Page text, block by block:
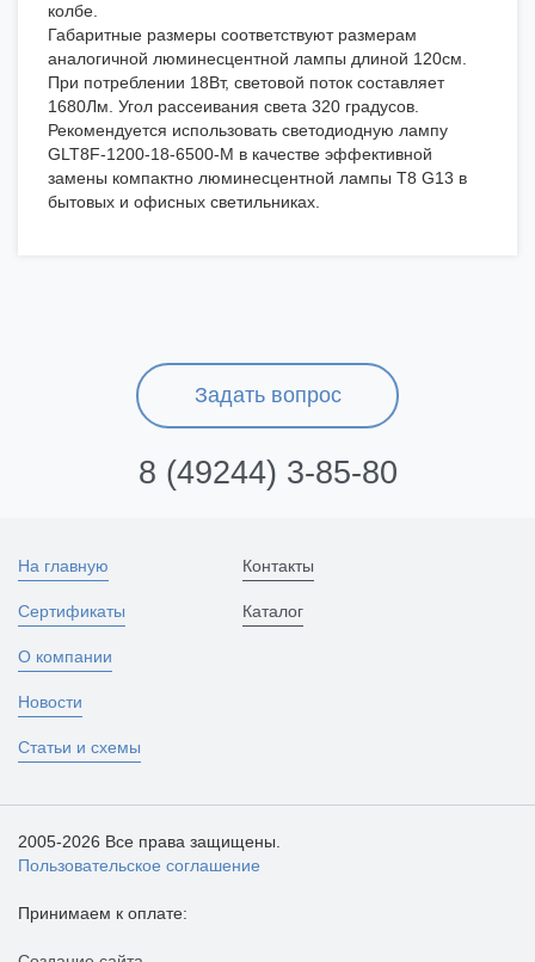
колбе.
Габаритные размеры соответствуют размерам
аналогичной люминесцентной лампы длиной 120см.
При потреблении 18Вт, световой поток составляет
1680Лм. Угол рассеивания света 320 градусов.
Рекомендуется использовать светодиодную лампу
GLT8F-1200-18-6500-M в качестве эффективной
замены компактно люминесцентной лампы T8 G13 в
бытовых и офисных светильниках.
Задать вопрос
8 (49244) 3-85-80
На главную
Сертификаты
О компании
Новости
Статьи и схемы
Контакты
Каталог
2005-2026 Все права защищены.
Пользовательское соглашение
Принимаем к оплате: